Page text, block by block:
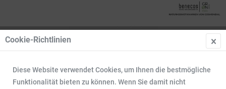
Cookie-Richtlinien
Diese Website verwendet Cookies, um Ihnen die bestmögliche
Funktionalität bieten zu können. Wenn Sie damit nicht